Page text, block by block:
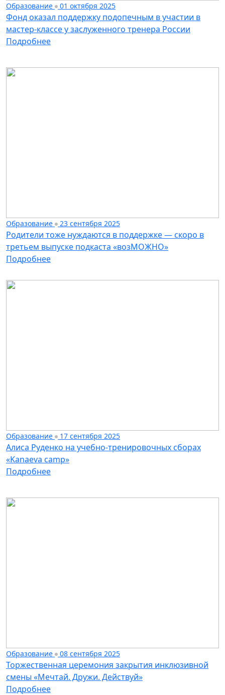
Образование 01 октября 2025
Фонд оказал поддержку подопечным в участии в
мастер-классе у заслуженного тренера России
Подробнее
Образование 23 сентября 2025
Родители тоже нуждаются в поддержке — скоро в
третьем выпуске подкаста «возМОЖНО»
Подробнее
Образование 17 сентября 2025
Алиса Руденко на учебно-тренировочных сборах
«Kanaeva camp»
Подробнее
Образование 08 сентября 2025
Торжественная церемония закрытия инклюзивной
смены «Мечтай. Дружи. Действуй»
Подробнее